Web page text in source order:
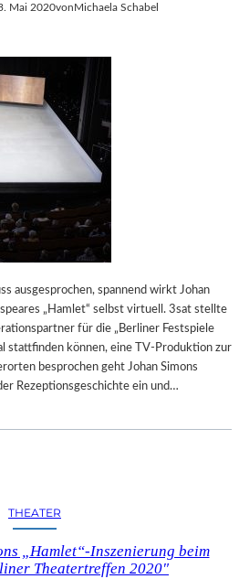
Mai 2020vonMichaela Schabel
ausgesprochen, spannend wirkt Johan
„Hamlet“ selbst virtuell. 3sat stellte
für die „Berliner Festspiele
stattfinden können, eine TV-Produktion zur
besprochen geht Johan Simons
Rezeptionsgeschichte ein und…
THEATER
„Hamlet“-Inszenierung beim
Theatertreffen 2020″